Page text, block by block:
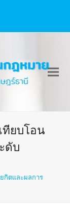
ทียบโอน
ดับ
กิตและผลการ